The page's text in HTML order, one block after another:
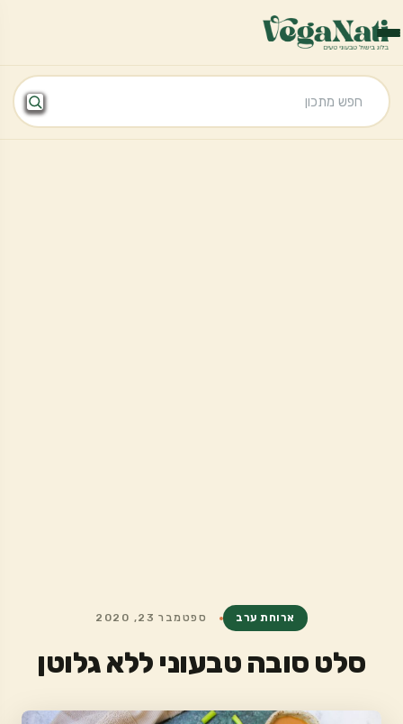
ארוחת ערב ספטמבר 23, 2020
סלט סובה טבעוני ללא גלוטן